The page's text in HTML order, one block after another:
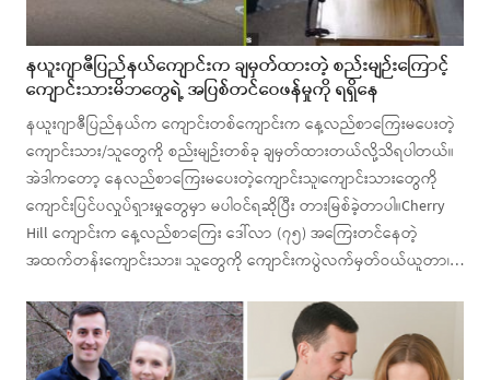
နယူးဂျာဇီပြည်နယ်ကျောင်းက ချမှတ်ထားတဲ့ စည်းမျဉ်းကြောင့်
ကျောင်းသားမိဘတွေရဲ့ အပြစ်တင်ဝေဖန်မှုကို ရရှိနေ
နယူးဂျာဇီပြည်နယ်က ကျောင်းတစ်ကျောင်းက နေ့လည်စာကြေးမပေးတဲ့
ကျောင်းသား/သူတွေကို စည်းမျဉ်းတစ်ခု ချမှတ်ထားတယ်လို့သိရပါတယ်။
အဲဒါကတော့ နေလည်စာကြေးမပေးတဲ့ကျောင်းသူ၊ကျောင်းသားတွေကို
ကျောင်းပြင်ပလှုပ်ရှားမှုတွေမှာ မပါဝင်ရဆိုပြီး တားမြစ်ခဲ့တာပါ။Cherry
Hill ကျောင်းက နေ့လည်စာကြေး ဒေါ်လာ (၇၅) အကြေးတင်နေတဲ့
အထက်တန်းကျောင်းသား၊ သူတွေကို ကျောင်းကပွဲလက်မှတ်ဝယ်ယူတာ၊…